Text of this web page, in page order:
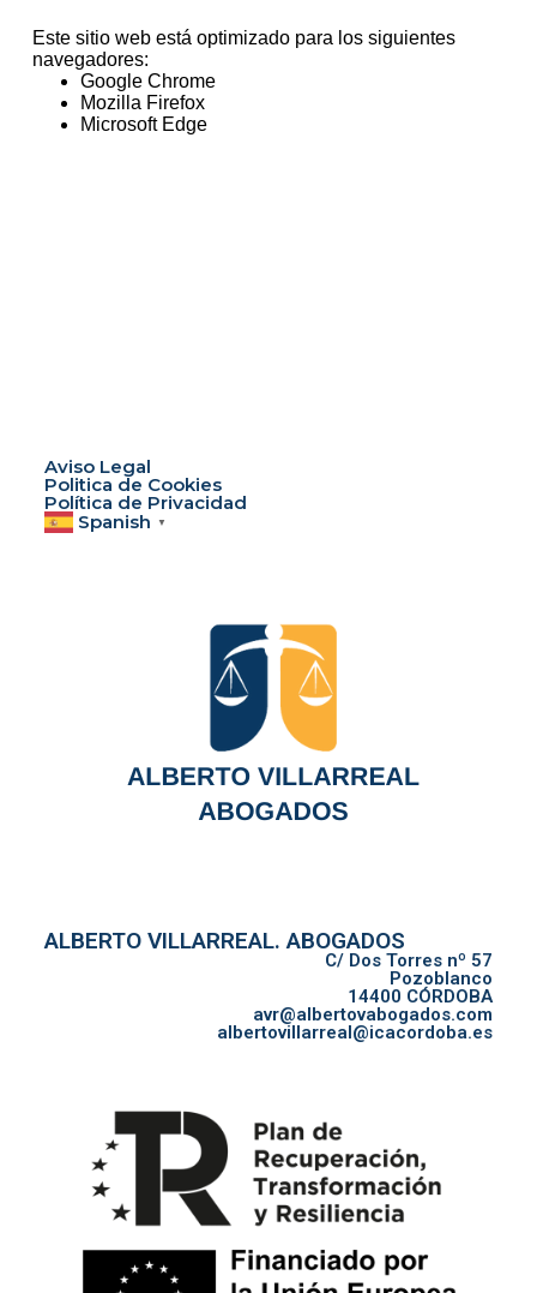
Este sitio web está optimizado para los siguientes
navegadores:
Google Chrome
Mozilla Firefox
Microsoft Edge
Aviso Legal
Politica de Cookies
Política de Privacidad
Spanish
▼
ALBERTO VILLARREAL. ABOGADOS
C/ Dos Torres nº 57
Pozoblanco
14400 CÓRDOBA
avr@albertovabogados.com
albertovillarreal@icacordoba.es